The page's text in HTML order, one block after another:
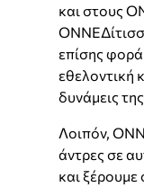
και στους
επίσης
εθελοντική
δυνάμεις
Λοιπόν,
άντρες σε
και ξέρουμε